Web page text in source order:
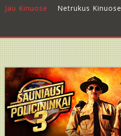
Jau Kinuose Netrukus Kinuose